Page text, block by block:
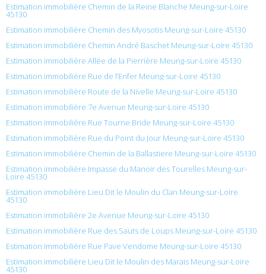
Estimation immobilière Chemin de la Reine Blanche Meung-sur-Loire
45130
Estimation immobilière Chemin des Myosotis Meung-sur-Loire 45130
Estimation immobilière Chemin André Baschet Meung-sur-Loire 45130
Estimation immobilière Allée de la Pierrière Meung-sur-Loire 45130
Estimation immobilière Rue de l’Enfer Meung-sur-Loire 45130
Estimation immobilière Route de la Nivelle Meung-sur-Loire 45130
Estimation immobilière 7e Avenue Meung-sur-Loire 45130
Estimation immobilière Rue Tourne Bride Meung-sur-Loire 45130
Estimation immobilière Rue du Point du Jour Meung-sur-Loire 45130
Estimation immobilière Chemin de la Ballastiere Meung-sur-Loire 45130
Estimation immobilière Impasse du Manoir des Tourelles Meung-sur-
Loire 45130
Estimation immobilière Lieu Dit le Moulin du Clan Meung-sur-Loire
45130
Estimation immobilière 2e Avenue Meung-sur-Loire 45130
Estimation immobilière Rue des Sauts de Loups Meung-sur-Loire 45130
Estimation immobilière Rue Pave Vendome Meung-sur-Loire 45130
Estimation immobilière Lieu Dit le Moulin des Marais Meung-sur-Loire
45130